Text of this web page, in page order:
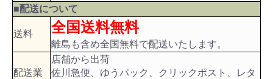
■配送について
送料 全国送料無料
離島も含め全国無料で配送いたします。
配送業
店舗から出荷
佐川急便、ゆうパック、クリックポスト、レタ